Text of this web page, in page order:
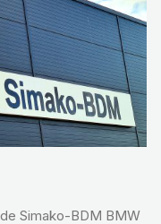
Simako-BDM BMW